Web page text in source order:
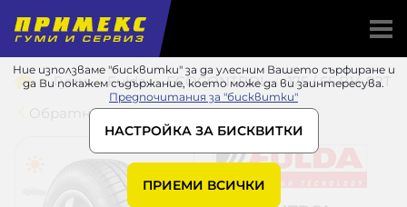
Ние използваме "бисквитки" за да улесним Вашето сърфиране и
да Ви покажем съдържание, което може да ви заинтересува.
Предпочитания за "бисквитки"
НАСТРОЙКА ЗА БИСКВИТКИ
ПРИЕМИ ВСИЧКИ
Гуми Fulda ECOCONTROL
175 / 65 R14 82T
Обратно в списъка